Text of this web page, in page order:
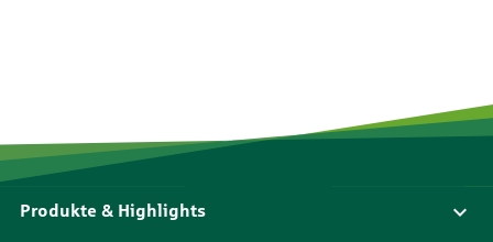
Produkte & Highlights